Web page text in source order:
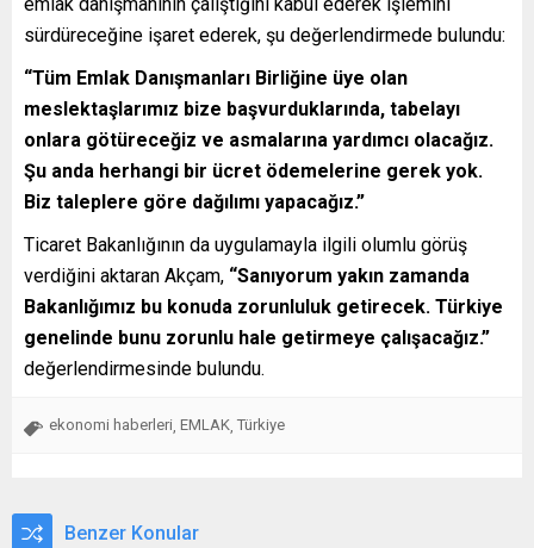
sürdüreceğine işaret ederek, şu değerlendirmede bulundu:
“Tüm Emlak Danışmanları Birliğine üye olan
meslektaşlarımız bize başvurduklarında, tabelayı
onlara götüreceğiz ve asmalarına yardımcı olacağız.
Şu anda herhangi bir ücret ödemelerine gerek yok.
Biz taleplere göre dağılımı yapacağız.”
Ticaret Bakanlığının da uygulamayla ilgili olumlu görüş
verdiğini aktaran Akçam, “Sanıyorum yakın zamanda
Bakanlığımız bu konuda zorunluluk getirecek. Türkiye
genelinde bunu zorunlu hale getirmeye çalışacağız.”
değerlendirmesinde bulundu.
ekonomi haberleri EMLAK Türkiye
Benzer Konular